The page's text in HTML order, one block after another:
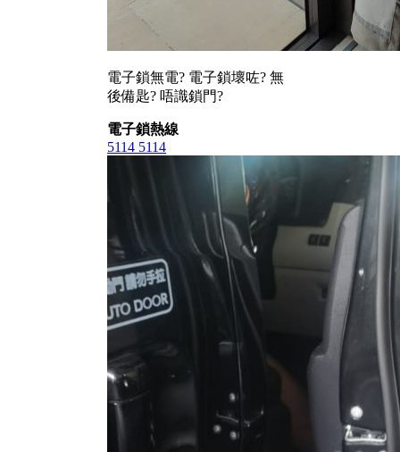
電子鎖無電? 電子鎖壞咗? 無
後備匙? 唔識鎖門?
電子鎖熱線
5114 5114